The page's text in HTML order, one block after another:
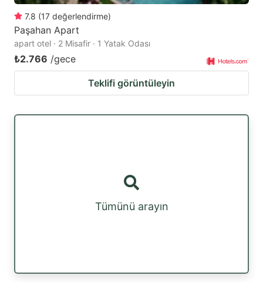
7.8 (17 değerlendirme)
Paşahan Apart
apart otel · 2 Misafir · 1 Yatak Odası
₺2.766 /gece
Teklifi görüntüleyin
Tümünü arayın